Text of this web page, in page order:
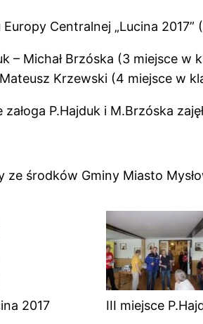
Centralnej „Lucina
– Michał Brzóska (3 miejsce
Krzewski (4 miejsce w
P.Hajduk i M.Brzóska
ze środków Gminy Miasto
2017 III miejsce